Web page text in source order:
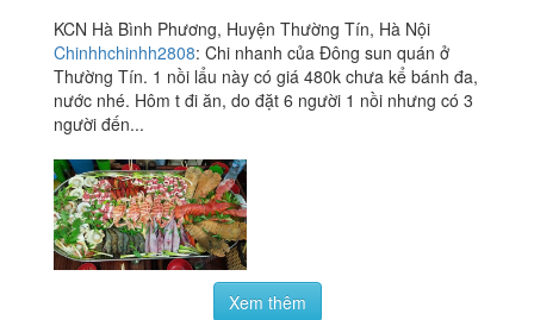
KCN Hà Bình Phương, Huyện Thường Tín, Hà Nội
Chinhhchinhh2808: Chi nhanh của Đông sun quán ở
Thường Tín. 1 nồi lẩu này có giá 480k chưa kể bánh đa,
nước nhé. Hôm t đi ăn, do đặt 6 người 1 nồi nhưng có 3
người đến...
Xem thêm